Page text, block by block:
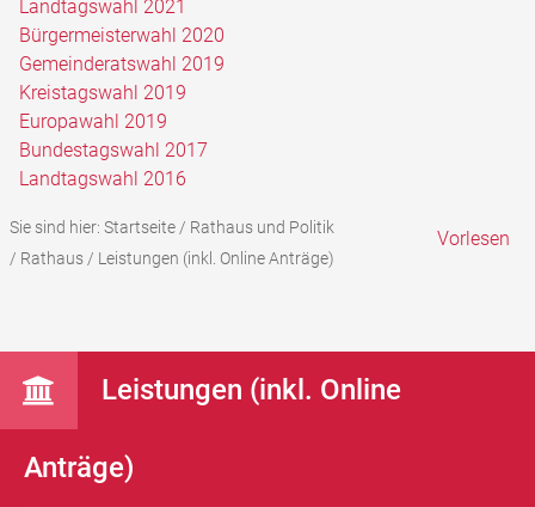
Landtagswahl 2021
Bürgermeisterwahl 2020
Gemeinderatswahl 2019
Kreistagswahl 2019
Europawahl 2019
Bundestagswahl 2017
Landtagswahl 2016
Sie sind hier: Startseite/ Rathaus und Politik
/ Rathaus/ Leistungen (inkl. Online Anträge)
Vorlesen
Leistungen (inkl. Online
Anträge)